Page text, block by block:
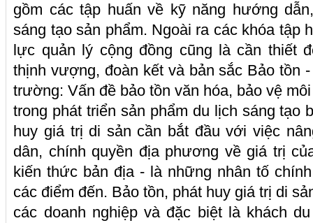
gồm các tập huấn về kỹ năng hướng
sáng tạo sản phẩm. Ngoài ra các khóa tập
lực quản lý cộng đồng cũng là cần thiết
thịnh vượng, đoàn kết và bản sắc Bảo tồn
trường: Vấn đề bảo tồn văn hóa, bảo vệ
trong phát triển sản phẩm du lịch sáng tạo
huy giá trị di sản cần bắt đầu với việc
dân, chính quyền địa phương về giá trị
kiến thức bản địa - là những nhân tố
các điểm đến. Bảo tồn, phát huy giá trị di
các doanh nghiệp và đặc biệt là khách